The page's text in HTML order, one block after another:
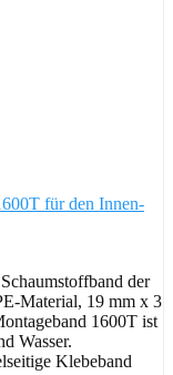
für den Innen-
der
Material, 19 mm x 3
1600T ist
Wasser.
Klebeband